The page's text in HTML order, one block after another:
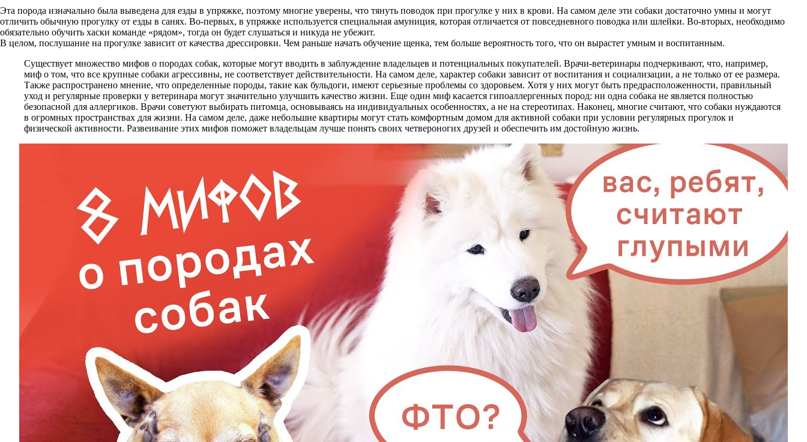
Эта порода изначально была выведена для езды в упряжке, поэтому многие уверены, что тянуть поводок при прогулке у них в крови. На самом деле эти собаки достаточно умны и могут
отличить обычную прогулку от езды в санях. Во-первых, в упряжке используется специальная амуниция, которая отличается от повседневного поводка или шлейки. Во-вторых, необходимо
обязательно обучить хаски команде «рядом», тогда он будет слушаться и никуда не убежит.
В целом, послушание на прогулке зависит от качества дрессировки. Чем раньше начать обучение щенка, тем больше вероятность того, что он вырастет умным и воспитанным.
Существует множество мифов о породах собак, которые могут вводить в заблуждение владельцев и потенциальных покупателей. Врачи-ветеринары подчеркивают, что, например,
миф о том, что все крупные собаки агрессивны, не соответствует действительности. На самом деле, характер собаки зависит от воспитания и социализации, а не только от ее размера.
Также распространено мнение, что определенные породы, такие как бульдоги, имеют серьезные проблемы со здоровьем. Хотя у них могут быть предрасположенности, правильный
уход и регулярные проверки у ветеринара могут значительно улучшить качество жизни. Еще один миф касается гипоаллергенных пород: ни одна собака не является полностью
безопасной для аллергиков. Врачи советуют выбирать питомца, основываясь на индивидуальных особенностях, а не на стереотипах. Наконец, многие считают, что собаки нуждаются
в огромных пространствах для жизни. На самом деле, даже небольшие квартиры могут стать комфортным домом для активной собаки при условии регулярных прогулок и
физической активности. Развеивание этих мифов поможет владельцам лучше понять своих четвероногих друзей и обеспечить им достойную жизнь.